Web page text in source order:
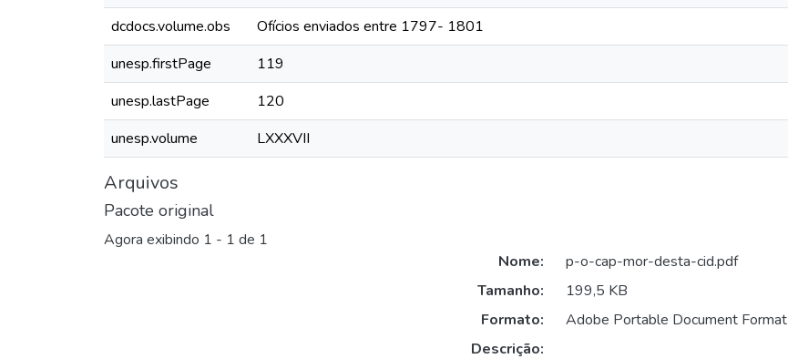
dcdocs.volume.obs
Ofícios enviados entre 1797- 1801
unesp.firstPage
119
unesp.lastPage
120
unesp.volume
LXXXVII
Arquivos
Pacote original
Agora exibindo 1 - 1 de 1
Nome:
p-o-cap-mor-desta-cid.pdf
Tamanho:
199,5 KB
Formato:
Adobe Portable Document Format
Descrição: